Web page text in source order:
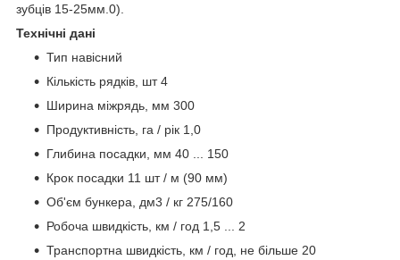
зубців 15-25мм.0).
Технічні дані
Тип навісний
Кількість рядків, шт 4
Ширина міжрядь, мм 300
Продуктивність, га / рік 1,0
Глибина посадки, мм 40 ... 150
Крок посадки 11 шт / м (90 мм)
Об'єм бункера, дм3 / кг 275/160
Робоча швидкість, км / год 1,5 ... 2
Транспортна швидкість, км / год, не більше 20